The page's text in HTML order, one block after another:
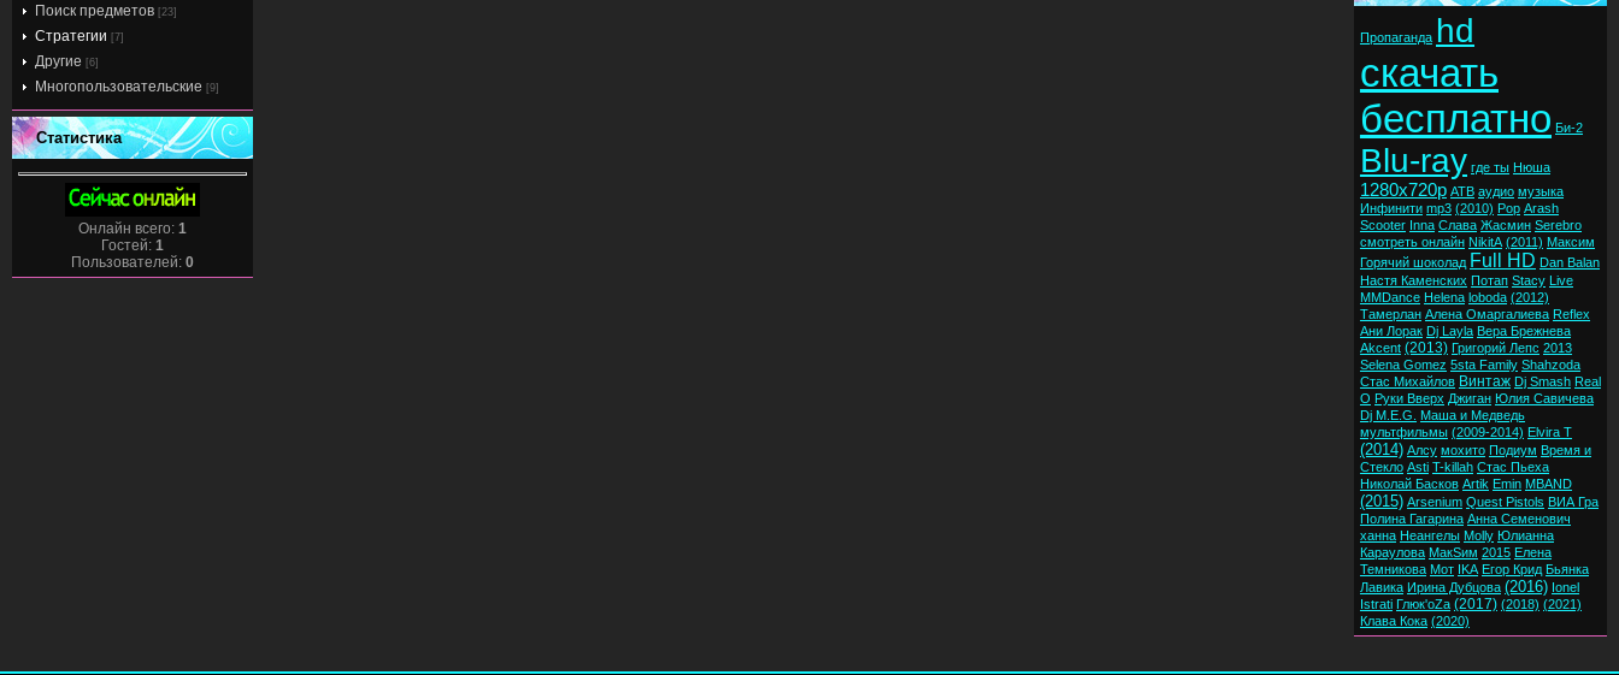
Поиск предметов [23]
Стратегии [7]
Другие [6]
Многопользовательские [9]
Статистика
Онлайн всего: 1
Гостей: 1
Пользователей: 0
Пропаганда hd
скачать
бесплатно Би-2
Blu-ray где ты Нюша
1280x720p ATB аудио музыка
Инфинити mp3 (2010) Pop Arash
Scooter Inna Слава Жасмин Serebro
смотреть онлайн NikitA (2011) Максим
Горячий шоколад Full HD Dan Balan
Настя Каменских Потап Stacy Live
MMDance Helena loboda (2012)
Тамерлан Алена Омаргалиева Reflex
Ани Лорак Dj Layla Вера Брежнева
Akcent (2013) Григорий Лепс 2013
Selena Gomez 5sta Family Shahzoda
Стас Михайлов Винтаж Dj Smash Real
O Руки Вверх Джиган Юлия Савичева
Dj M.E.G.
Маша и Медведь
мультфильмы (2009-2014) Elvira T
(2014) Алсу мохито Подиум Время и
Стекло Asti T-killah Стас Пьеха
Николай Басков Artik Emin MBAND
(2015) Arsenium Quest Pistols ВИА Гра
Полина Гагарина Анна Семенович
ханна Неангелы Molly Юлианна
Караулова МакSим 2015 Елена
Темникова Мот IKA Егор Крид Бьянка
Лавика Ирина Дубцова (2016) Ionel
Istrati Глюк'oZa (2017) (2018) (2021)
Клава Кока (2020)